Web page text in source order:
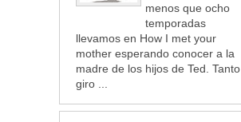
menos que ocho
temporadas
llevamos en How I met your
mother esperando conocer a la
madre de los hijos de Ted. Tanto
giro ...